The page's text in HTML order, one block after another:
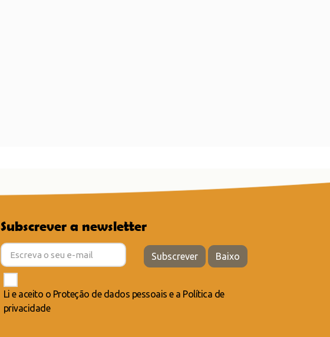
Subscrever a newsletter
Subscrever Baixo
Li e aceito o Proteção de dados pessoais e a Política de
privacidade